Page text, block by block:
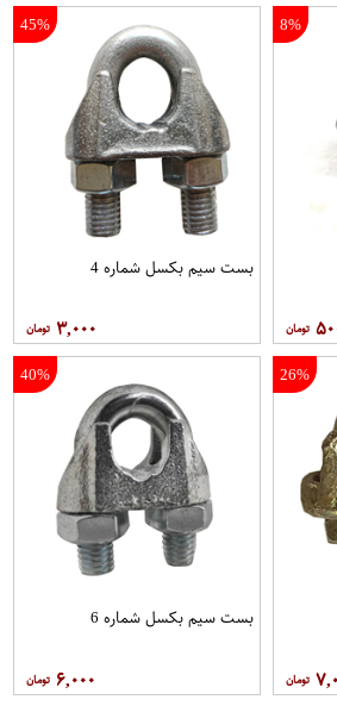
8%
45%
بست سیم بکسل شماره 4
۳,۰۰۰
26%
40%
بست سیم بکسل شماره 6
۶,۰۰۰